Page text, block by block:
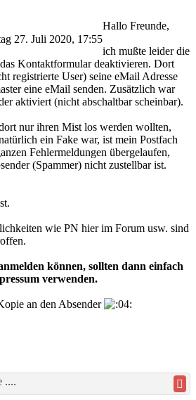
27. Juli 2020, 17:55
Hallo Freunde,
ich mußte leider die
Kontaktformular deaktivieren. Dort
registrierte User) seine eMail Adresse
eine eMail senden. Zusätzlich war
aktiviert (nicht abschaltbar scheinbar).
nur ihren Mist los werden wollten,
ein Fake war, ist mein Postfach
Fehlermeldungen übergelaufen,
(Spammer) nicht zustellbar ist.
wie PN hier im Forum usw. sind
können, sollten dann einfach
verwenden.
an den Absender
....